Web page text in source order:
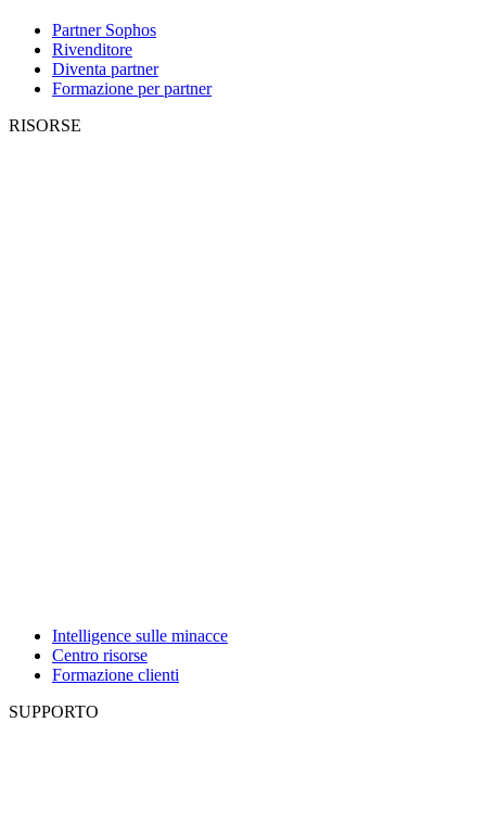
Partner Sophos
Rivenditore
Diventa partner
Formazione per partner
RISORSE
Intelligence sulle minacce
Centro risorse
Formazione clienti
SUPPORTO